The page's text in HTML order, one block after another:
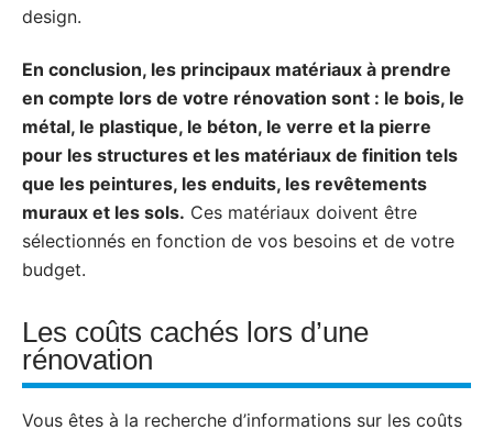
design.
En conclusion, les principaux matériaux à prendre
en compte lors de votre rénovation sont : le bois, le
métal, le plastique, le béton, le verre et la pierre
pour les structures et les matériaux de finition tels
que les peintures, les enduits, les revêtements
muraux et les sols. Ces matériaux doivent être
sélectionnés en fonction de vos besoins et de votre
budget.
Les coûts cachés lors d’une
rénovation
Vous êtes à la recherche d’informations sur les coûts